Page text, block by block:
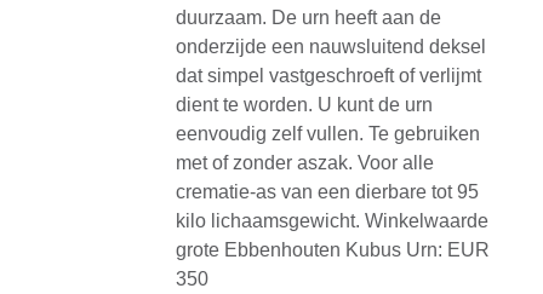
duurzaam. De urn heeft aan de
onderzijde een nauwsluitend deksel
dat simpel vastgeschroeft of verlijmt
dient te worden. U kunt de urn
eenvoudig zelf vullen. Te gebruiken
met of zonder aszak. Voor alle
crematie-as van een dierbare tot 95
kilo lichaamsgewicht. Winkelwaarde
grote Ebbenhouten Kubus Urn: EUR
350